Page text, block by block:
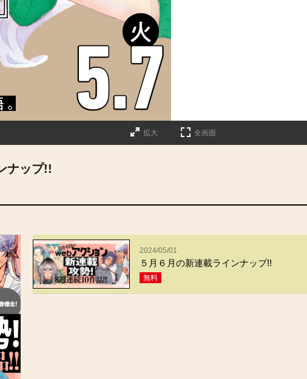
拡大 全画面
ナップ!!
2024/05/01
５月６月の新連載ラインナップ!!
無料